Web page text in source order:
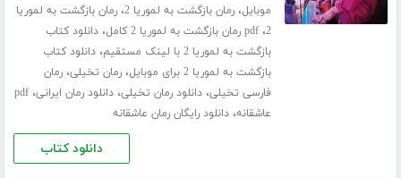
موبایل،رمان بازگشت به لموریا 2 ،رمان بازگشت به لموریا
2،pdf رمان بازگشت به لموریا 2 کامل ،دانلود کتاب
بازگشت به لموریا 2 با لینک مستقیم
،دانلود کتاب
بازگشت به لموریا 2 برای موبایل
،رمان تخیلی،رمان
فارسی تخیلی،دانلود رمان تخیلی،دانلود رمان ایرانی،pdf
عاشقانه،دانلود رایگان رمان عاشقانه
دانلود کتاب